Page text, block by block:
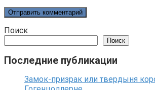
Поиск
Поиск
Последние публикации
Замок-призрак или твердыня